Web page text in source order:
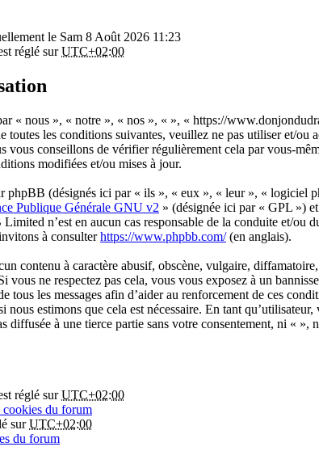
le Sam 8 Août 2026 11:23
réglé surUTC+02:00
« nous », « notre », « nos », « », « https://
toutes les conditions suivantes, veuillez ne pas utiliser et/
vous conseillons de vérifier régulièrement cela par vous-
modifiées et/ou mises à jour.
phpBB (désignés ici par « ils », « eux », « leur », «
Publique Générale GNU v2 » (désignée ici par « GPL »)
n’est en aucun cas responsable de la conduite et/ou
à consulterhttps://www.phpbb.com/(en anglais).
contenu à caractère abusif, obscène, vulgaire,
vous ne respectez pas cela, vous vous exposez à un
tous les messages afin d’aider au renforcement de ces
nous estimons que cela est nécessaire. En tant
diffusée à une tierce partie sans votre consentement, ni «
réglé surUTC+02:00
cookies du forum
surUTC+02:00
du forum